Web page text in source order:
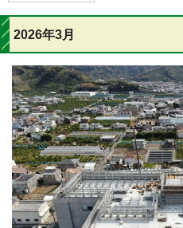
2026年3月